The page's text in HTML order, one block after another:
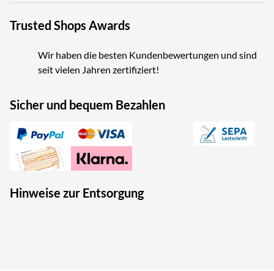
Trusted Shops Awards
Wir haben die besten Kundenbewertungen und sind
seit vielen Jahren zertifiziert!
Sicher und bequem Bezahlen
Hinweise zur Entsorgung